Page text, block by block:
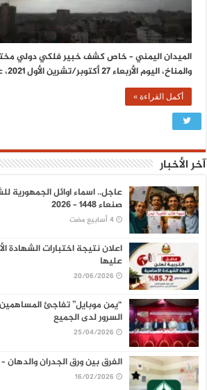
الميدان اليمني – خاص كشف خبير فلكي دولي
والمناخ، اليوم الأربعاء 27 أكتوبر/تشرين الأول 2021، عن تأثر …
أكمل القراءة »
آخر الأخبار
عاجل.. اسماء اوائل الجمهورية
صنعاء 1448 – 2026
اعلان نتيجة اختبارات الشهادة
عليها
20/06/2026
“يمن موبايل” تفاجئ
السرور لدى الجميع
25/04/2026
الفرق بين ورق الجدران والدهان
16/02/2026